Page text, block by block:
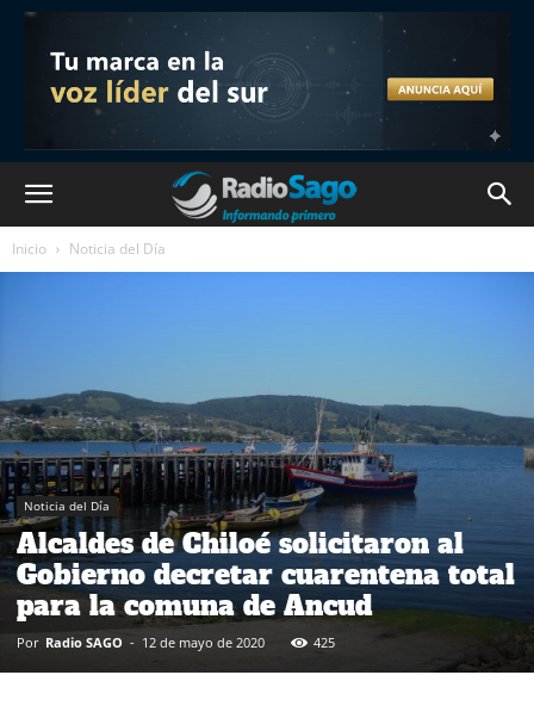
Inicio Noticia del Día
Noticia del Día
Alcaldes de Chiloé solicitaron al
Gobierno decretar cuarentena total
para la comuna de Ancud
Por Radio SAGO - 12 de mayo de 2020 425